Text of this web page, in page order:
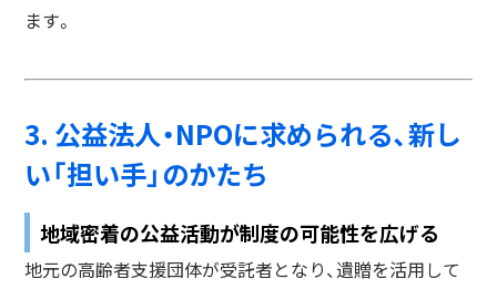
ます。
3. 公益法人・NPOに求められる、新し
い「担い手」のかたち
地域密着の公益活動が制度の可能性を広げる
地元の高齢者支援団体が受託者となり、遺贈を活用して